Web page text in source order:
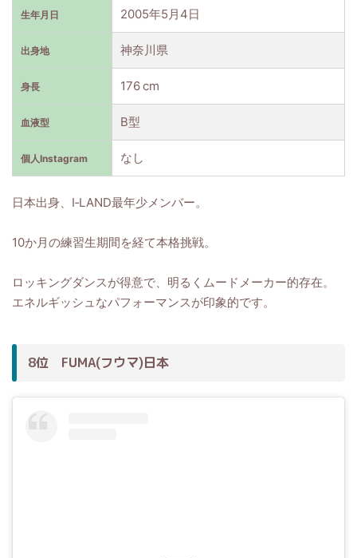
生年月日 2005年5月4日
出身地 神奈川県
身長 176 cm
血液型 B型
個人Instagram なし
日本出身、I‑LAND最年少メンバー。
10か月の練習生期間を経て本格挑戦。
ロッキングダンスが得意で、明るくムードメーカー的存在。
エネルギッシュなパフォーマンスが印象的です。
8位 FUMA(フウマ)日本